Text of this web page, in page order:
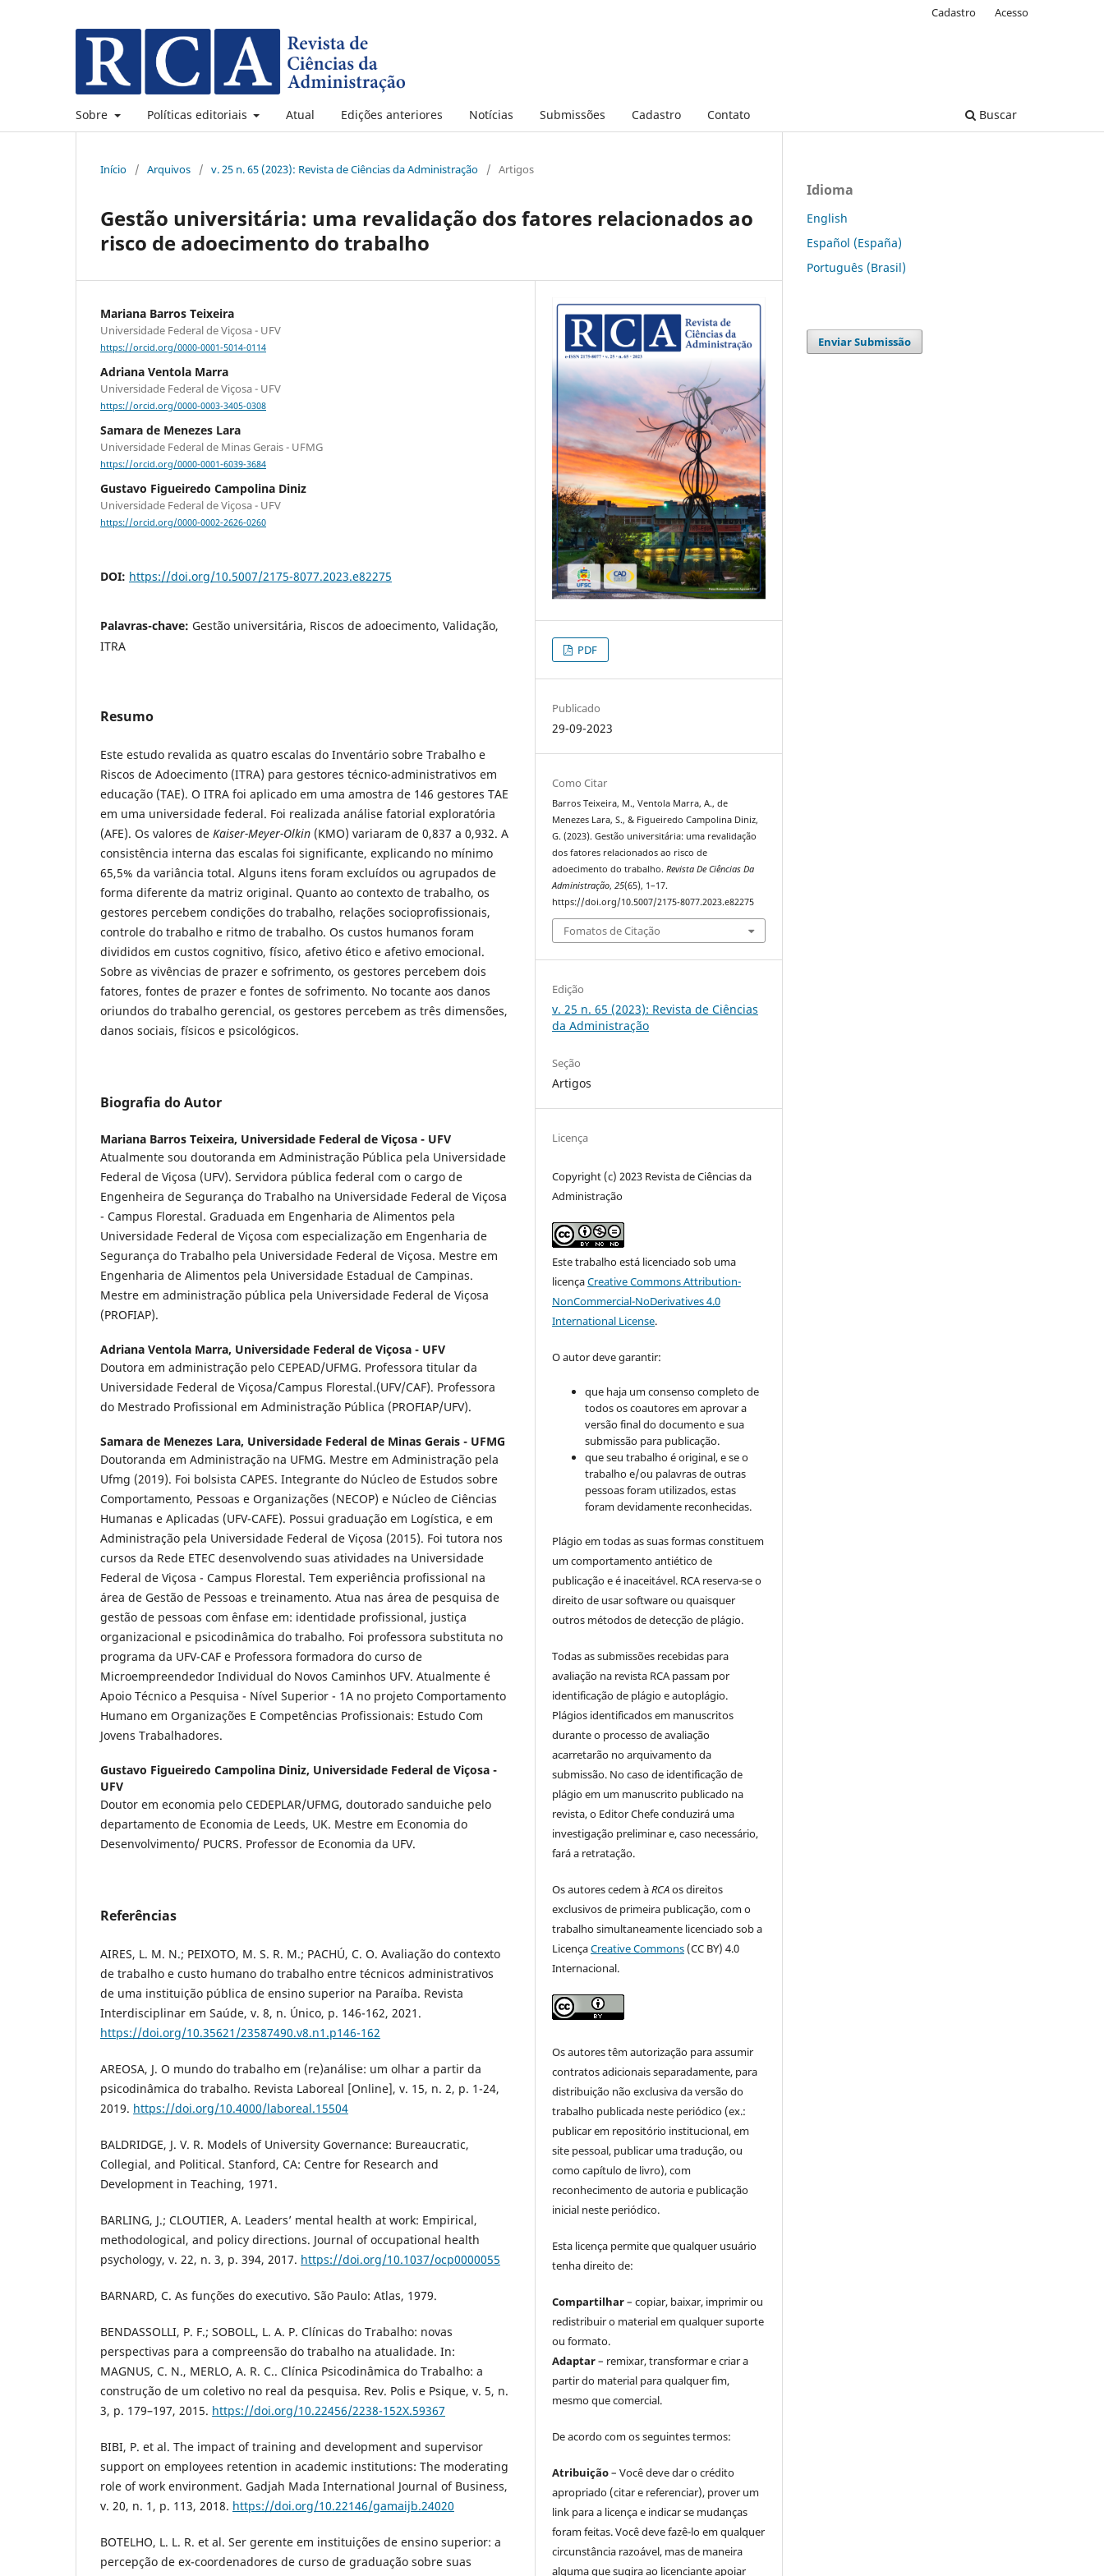
Sobre Políticas editoriais Atual Edições anteriores Notícias Submissões Cadastro Contato Buscar
Cadastro Acesso
Início / Arquivos / v. 25 n. 65 (2023): Revista de Ciências da Administração / Artigos
Gestão universitária: uma revalidação dos fatores relacionados ao
risco de adoecimento do trabalho
Mariana Barros Teixeira
Universidade Federal de Viçosa - UFV
https://orcid.org/0000-0001-5014-0114
Adriana Ventola Marra
Universidade Federal de Viçosa - UFV
https://orcid.org/0000-0003-3405-0308
Samara de Menezes Lara
Universidade Federal de Minas Gerais - UFMG
https://orcid.org/0000-0001-6039-3684
Gustavo Figueiredo Campolina Diniz
Universidade Federal de Viçosa - UFV
https://orcid.org/0000-0002-2626-0260
DOI: https://doi.org/10.5007/2175-8077.2023.e82275
Palavras-chave: Gestão universitária, Riscos de adoecimento, Validação,
ITRA
Resumo
Este estudo revalida as quatro escalas do Inventário sobre Trabalho e
Riscos de Adoecimento (ITRA) para gestores técnico-administrativos em
educação (TAE). O ITRA foi aplicado em uma amostra de 146 gestores TAE
em uma universidade federal. Foi realizada análise fatorial exploratória
(AFE). Os valores de Kaiser-Meyer-Olkin (KMO) variaram de 0,837 a 0,932. A
consistência interna das escalas foi significante, explicando no mínimo
65,5% da variância total. Alguns itens foram excluídos ou agrupados de
forma diferente da matriz original. Quanto ao contexto de trabalho, os
gestores percebem condições do trabalho, relações socioprofissionais,
controle do trabalho e ritmo de trabalho. Os custos humanos foram
divididos em custos cognitivo, físico, afetivo ético e afetivo emocional.
Sobre as vivências de prazer e sofrimento, os gestores percebem dois
fatores, fontes de prazer e fontes de sofrimento. No tocante aos danos
oriundos do trabalho gerencial, os gestores percebem as três dimensões,
danos sociais, físicos e psicológicos.
Biografia do Autor
Mariana Barros Teixeira, Universidade Federal de Viçosa - UFV
Atualmente sou doutoranda em Administração Pública pela Universidade
Federal de Viçosa (UFV). Servidora pública federal com o cargo de
Engenheira de Segurança do Trabalho na Universidade Federal de Viçosa
- Campus Florestal. Graduada em Engenharia de Alimentos pela
Universidade Federal de Viçosa com especialização em Engenharia de
Segurança do Trabalho pela Universidade Federal de Viçosa. Mestre em
Engenharia de Alimentos pela Universidade Estadual de Campinas.
Mestre em administração pública pela Universidade Federal de Viçosa
(PROFIAP).
Adriana Ventola Marra, Universidade Federal de Viçosa - UFV
Doutora em administração pelo CEPEAD/UFMG. Professora titular da
Universidade Federal de Viçosa/Campus Florestal.(UFV/CAF). Professora
do Mestrado Profissional em Administração Pública (PROFIAP/UFV).
Samara de Menezes Lara, Universidade Federal de Minas Gerais - UFMG
Doutoranda em Administração na UFMG. Mestre em Administração pela
Ufmg (2019). Foi bolsista CAPES. Integrante do Núcleo de Estudos sobre
Comportamento, Pessoas e Organizações (NECOP) e Núcleo de Ciências
Humanas e Aplicadas (UFV-CAFE). Possui graduação em Logística, e em
Administração pela Universidade Federal de Viçosa (2015). Foi tutora nos
cursos da Rede ETEC desenvolvendo suas atividades na Universidade
Federal de Viçosa - Campus Florestal. Tem experiência profissional na
área de Gestão de Pessoas e treinamento. Atua nas área de pesquisa de
gestão de pessoas com ênfase em: identidade profissional, justiça
organizacional e psicodinâmica do trabalho. Foi professora substituta no
programa da UFV-CAF e Professora formadora do curso de
Microempreendedor Individual do Novos Caminhos UFV. Atualmente é
Apoio Técnico a Pesquisa - Nível Superior - 1A no projeto Comportamento
Humano em Organizações E Competências Profissionais: Estudo Com
Jovens Trabalhadores.
Gustavo Figueiredo Campolina Diniz, Universidade Federal de Viçosa -
UFV
Doutor em economia pelo CEDEPLAR/UFMG, doutorado sanduiche pelo
departamento de Economia de Leeds, UK. Mestre em Economia do
Desenvolvimento/ PUCRS. Professor de Economia da UFV.
Referências
AIRES, L. M. N.; PEIXOTO, M. S. R. M.; PACHÚ, C. O. Avaliação do contexto
de trabalho e custo humano do trabalho entre técnicos administrativos
de uma instituição pública de ensino superior na Paraíba. Revista
Interdisciplinar em Saúde, v. 8, n. Único, p. 146-162, 2021.
https://doi.org/10.35621/23587490.v8.n1.p146-162
AREOSA, J. O mundo do trabalho em (re)análise: um olhar a partir da
psicodinâmica do trabalho. Revista Laboreal [Online], v. 15, n. 2, p. 1-24,
2019. https://doi.org/10.4000/laboreal.15504
BALDRIDGE, J. V. R. Models of University Governance: Bureaucratic,
Collegial, and Political. Stanford, CA: Centre for Research and
Development in Teaching, 1971.
BARLING, J.; CLOUTIER, A. Leaders’ mental health at work: Empirical,
methodological, and policy directions. Journal of occupational health
psychology, v. 22, n. 3, p. 394, 2017. https://doi.org/10.1037/ocp0000055
BARNARD, C. As funções do executivo. São Paulo: Atlas, 1979.
BENDASSOLLI, P. F.; SOBOLL, L. A. P. Clínicas do Trabalho: novas
perspectivas para a compreensão do trabalho na atualidade. In:
MAGNUS, C. N., MERLO, A. R. C.. Clínica Psicodinâmica do Trabalho: a
construção de um coletivo no real da pesquisa. Rev. Polis e Psique, v. 5, n.
3, p. 179–197, 2015. https://doi.org/10.22456/2238-152X.59367
BIBI, P. et al. The impact of training and development and supervisor
support on employees retention in academic institutions: The moderating
role of work environment. Gadjah Mada International Journal of Business,
v. 20, n. 1, p. 113, 2018. https://doi.org/10.22146/gamaijb.24020
BOTELHO, L. L. R. et al. Ser gerente em instituições de ensino superior: a
percepção de ex-coordenadores de curso de graduação sobre suas
PDF
Publicado
29-09-2023
Como Citar
Barros Teixeira, M., Ventola Marra, A., de
Menezes Lara, S., & Figueiredo Campolina Diniz,
G. (2023). Gestão universitária: uma revalidação
dos fatores relacionados ao risco de
adoecimento do trabalho.Revista De Ciências Da
Administração,25(65), 1–17.
https://doi.org/10.5007/2175-8077.2023.e82275
Fomatos de Citação
Edição
v. 25 n. 65 (2023): Revista de Ciências
da Administração
Seção
Artigos
Licença
Copyright (c) 2023 Revista de Ciências da
Administração
Este trabalho está licenciado sob uma
licençaCreative Commons Attribution-
NonCommercial-NoDerivatives 4.0
International License.
O autor deve garantir:
que haja um consenso completo de
todos os coautores em aprovar a
versão final do documento e sua
submissão para publicação.
que seu trabalho é original, e se o
trabalho e/ou palavras de outras
pessoas foram utilizados, estas
foram devidamente reconhecidas.
Plágio em todas as suas formas constituem
um comportamento antiético de
publicação e é inaceitável. RCA reserva-se o
direito de usar software ou quaisquer
outros métodos de detecção de plágio.
Todas as submissões recebidas para
avaliação na revista RCA passam por
identificação de plágio e autoplágio.
Plágios identificados em manuscritos
durante o processo de avaliação
acarretarão no arquivamento da
submissão. No caso de identificação de
plágio em um manuscrito publicado na
revista, o Editor Chefe conduzirá uma
investigação preliminar e, caso necessário,
fará a retratação.
Os autores cedem àRCAos direitos
exclusivos de primeira publicação, com o
trabalho simultaneamente licenciado sob a
LicençaCreative Commons (CC BY) 4.0
Internacional.
Os autores têm autorização para assumir
contratos adicionais separadamente, para
distribuição não exclusiva da versão do
trabalho publicada neste periódico (ex.:
publicar em repositório institucional, em
site pessoal, publicar uma tradução, ou
como capítulo de livro), com
reconhecimento de autoria e publicação
inicial neste periódico.
Esta licença permite que qualquer usuário
tenha direito de:
Compartilhar– copiar, baixar, imprimir ou
redistribuir o material em qualquer suporte
ou formato.
Adaptar– remixar, transformar e criar a
partir do material para qualquer fim,
mesmo que comercial.
De acordo com os seguintes termos:
Atribuição– Você deve dar o crédito
apropriado (citar e referenciar), prover um
link para a licença e indicar se mudanças
foram feitas. Você deve fazê-lo em qualquer
circunstância razoável, mas de maneira
alguma que sugira ao licenciante apoiar
Idioma
English
Español (España)
Português (Brasil)
Enviar Submissão